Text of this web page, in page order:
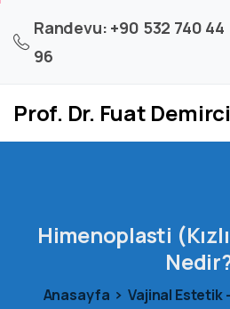
Randevu: +90 532 740 44
96
Prof. Dr. Fuat Demirci
Himenoplasti
Anasayfa
Vajinal Estetik